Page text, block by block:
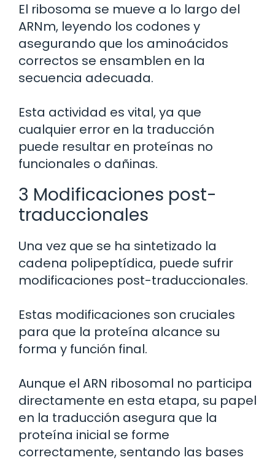
El ribosoma se mueve a lo largo del
ARNm, leyendo los codones y
asegurando que los aminoácidos
correctos se ensamblen en la
secuencia adecuada.
Esta actividad es vital, ya que
cualquier error en la traducción
puede resultar en proteínas no
funcionales o dañinas.
3 Modificaciones post-
traduccionales
Una vez que se ha sintetizado la
cadena polipeptídica, puede sufrir
modificaciones post-traduccionales.
Estas modificaciones son cruciales
para que la proteína alcance su
forma y función final.
Aunque el ARN ribosomal no participa
directamente en esta etapa, su papel
en la traducción asegura que la
proteína inicial se forme
correctamente, sentando las bases